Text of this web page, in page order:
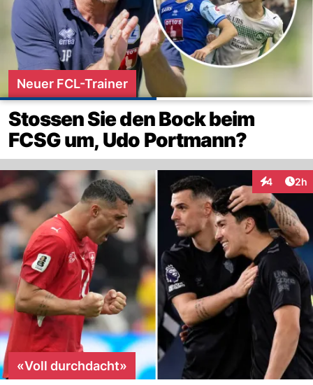
Neuer FCL-Trainer
Stossen Sie den Bock beim
FCSG um, Udo Portmann?
4 2h
«Voll durchdacht»